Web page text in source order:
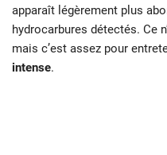
apparaît légèrement plus
hydrocarbures détectés. Ce
mais c’est assez pour
intense.